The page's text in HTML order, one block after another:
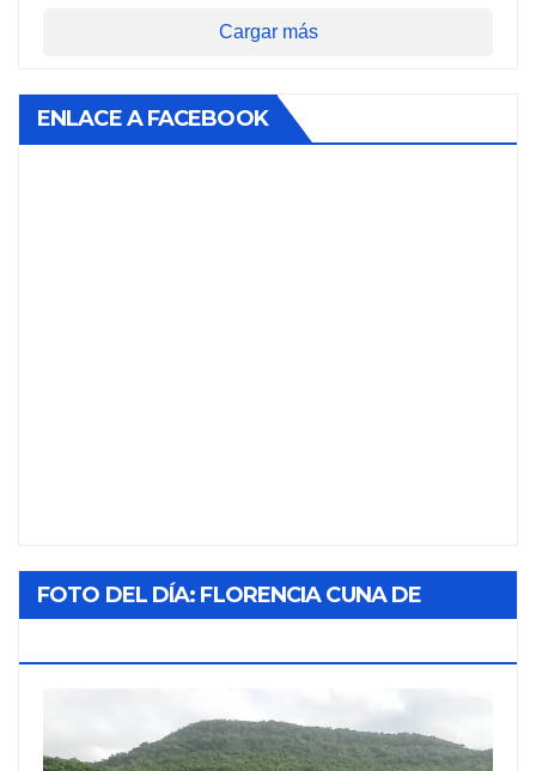
Cargar más
ENLACE A FACEBOOK
FOTO DEL DÍA: FLORENCIA CUNA DE